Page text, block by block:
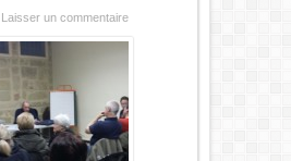
Laisser un commentaire